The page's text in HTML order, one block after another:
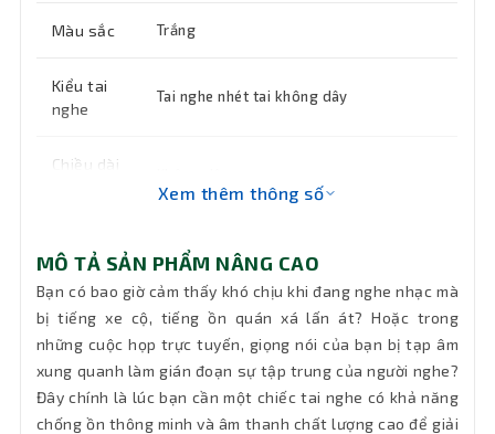
Màu sắc Trắng
Kiểu tai
nghe
Tai nghe nhét tai không dây
Chiều dài
năng
chính
Giảm tiếng ồn cuộc gọi ENC; Chống ồn chủ
động ANC
Khối
lượng
Khoảng 35g
12 tháng (Kích hoạt PCARE xác minh hàng
Xem thêm thông số
MÔ TẢ SẢN PHẨM NÂNG CAO
Bạn có bao giờ cảm thấy khó chịu khi đang nghe nhạc mà
bị tiếng xe cộ, tiếng ồn quán xá lấn át? Hoặc trong
những cuộc họp trực tuyến, giọng nói của bạn bị tạp âm
xung quanh làm gián đoạn sự tập trung của người nghe?
Đây chính là lúc bạn cần một chiếc tai nghe có khả năng
chống ồn thông minh và âm thanh chất lượng cao để giải